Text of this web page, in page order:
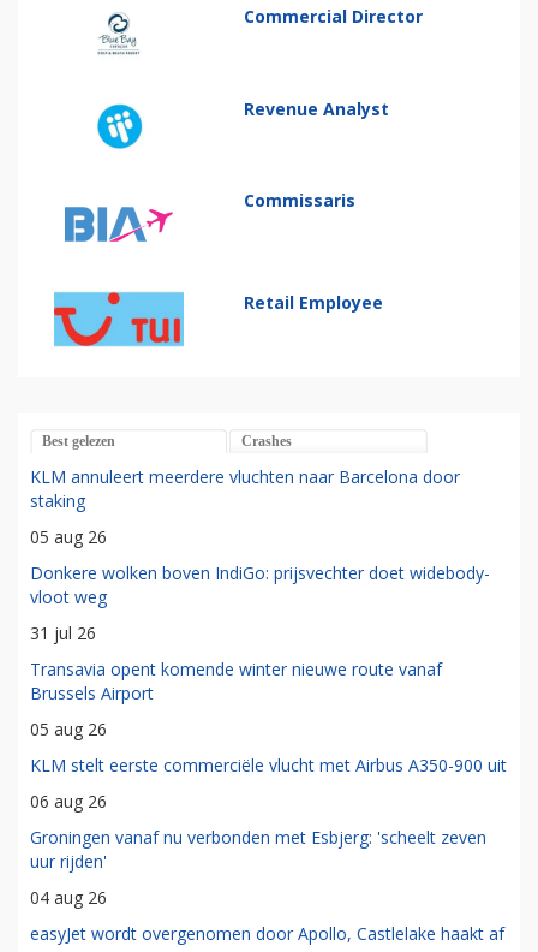
Commercial Director
Revenue Analyst
Commissaris
Retail Employee
Best gelezen Crashes
KLM annuleert meerdere vluchten naar Barcelona door
staking
05 aug 26
Donkere wolken boven IndiGo: prijsvechter doet widebody-
vloot weg
31 jul 26
Transavia opent komende winter nieuwe route vanaf
Brussels Airport
05 aug 26
KLM stelt eerste commerciële vlucht met Airbus A350-900 uit
06 aug 26
Groningen vanaf nu verbonden met Esbjerg: 'scheelt zeven
uur rijden'
04 aug 26
easyJet wordt overgenomen door Apollo, Castlelake haakt af